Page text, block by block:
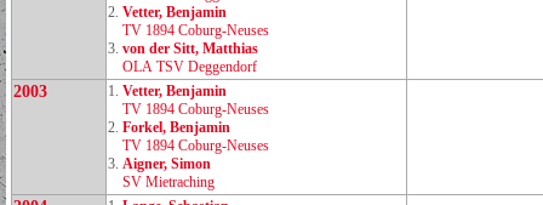
2. Vetter, Benjamin
TV 1894 Coburg‑Neuses
3. von der Sitt, Matthias
OLA TSV Deggendorf
2003 1. Vetter, Benjamin
TV 1894 Coburg‑Neuses
2. Forkel, Benjamin
TV 1894 Coburg‑Neuses
3. Aigner, Simon
SV Mietraching